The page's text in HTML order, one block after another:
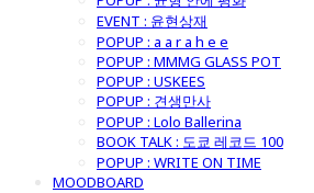
EVENT : 윤현상재
POPUP : a a r a h e e
POPUP : MMMG GLASS POT
POPUP : USKEES
POPUP : 견생만사
POPUP : Lolo Ballerina
BOOK TALK : 도쿄 레코드 100
POPUP : WRITE ON TIME
MOODBOARD